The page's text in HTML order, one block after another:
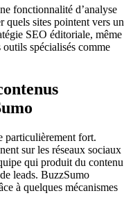
fonctionnalité d’analyse
quels sites pointent vers un
SEO éditoriale, même
outils spécialisés comme
particulièrement fort.
sur les réseaux sociaux
qui produit du contenu
leads. BuzzSumo
à quelques mécanismes